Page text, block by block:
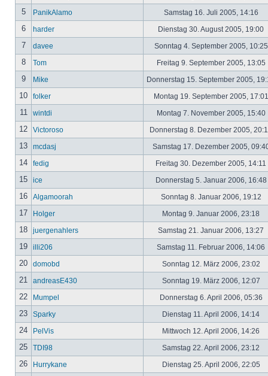
5 PanikAlamo Samstag 16. Juli 2005, 14:16
6 harder Dienstag 30. August 2005, 19:00
7 davee Sonntag 4. September 2005,
8 Tom Freitag 9. September 2005, 13:05
9 Mike Donnerstag 15. September 2005,
10 folker Montag 19. September 2005,
11 wintdi Montag 7. November 2005, 15:40
12 Victoroso Donnerstag 8. Dezember 2005,
13 mcdasj Samstag 17. Dezember 2005,
14 fedig Freitag 30. Dezember 2005, 14:11
15 ice Donnerstag 5. Januar 2006, 16:48
16 Algamoorah Sonntag 8. Januar 2006, 19:12
17 Holger Montag 9. Januar 2006, 23:18
18 juergenahlers Samstag 21. Januar 2006, 13:27
19 illi206 Samstag 11. Februar 2006, 14:06
20 domobd Sonntag 12. März 2006, 23:02
21 andreasE430 Sonntag 19. März 2006, 12:07
22 Mumpel Donnerstag 6. April 2006, 05:36
23 Sparky Dienstag 11. April 2006, 14:14
24 PelVis Mittwoch 12. April 2006, 14:26
25 TDI98 Samstag 22. April 2006, 23:12
26 Hurrykane Dienstag 25. April 2006, 22:05